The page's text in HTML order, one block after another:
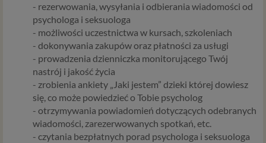
- rezerwowania, wysyłania i odbierania wiadomości od
psychologa i seksuologa
- możliwości uczestnictwa w kursach, szkoleniach
- dokonywania zakupów oraz płatności za usługi
- prowadzenia dzienniczka monitorującego Twój
nastrój i jakość życia
- zrobienia ankiety „Jaki jestem” dzieki której dowiesz
się, co może powiedzieć o Tobie psycholog
- otrzymywania powiadomień dotyczących odebranych
wiadomości, zarezerwowanych spotkań, etc.
- czytania bezpłatnych porad psychologa i seksuologa